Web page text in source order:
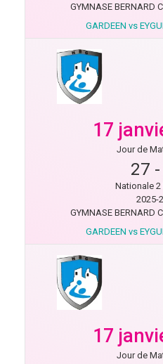
GYMNASE BERNARD
GARDEEN vs
17
Jour de
27 -
Nationale 2
2025-
GYMNASE BERNARD
GARDEEN vs
17
Jour de